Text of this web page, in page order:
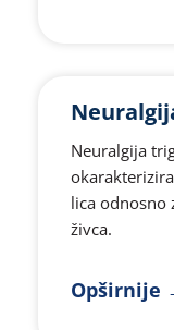
Neuralgija
lica odnosno
živca.
Opširnije